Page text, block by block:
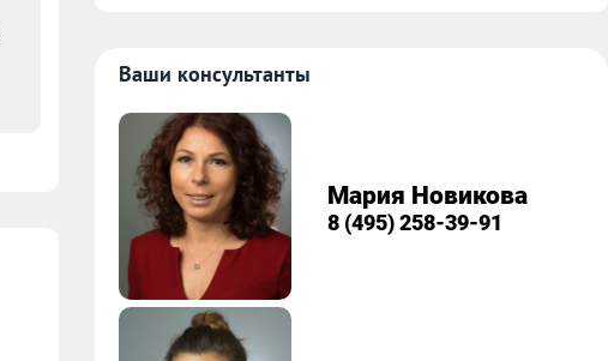
Ваши консультанты
Мария Новикова
8 (495) 258-39-91